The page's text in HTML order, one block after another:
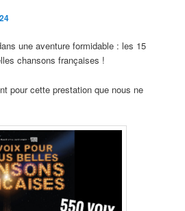
une aventure formidable : les 15
chansons françaises !
pour cette prestation que nous ne